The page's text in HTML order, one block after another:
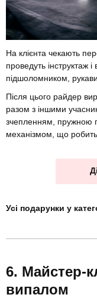
На клієнта чекають
проведуть інструктаж
підшоломником,
Після цього райдер
разом з іншими
зчепленням, пружною
механізмом, що
Усі подарунки у
Майстер-
випалом